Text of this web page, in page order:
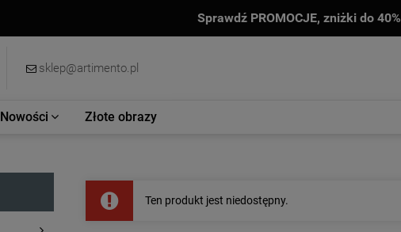
Sprawdź PROMOCJE, zniżki do 40%
sklep@artimento.pl
Nowości Złote obrazy
Ten produkt jest niedostępny.